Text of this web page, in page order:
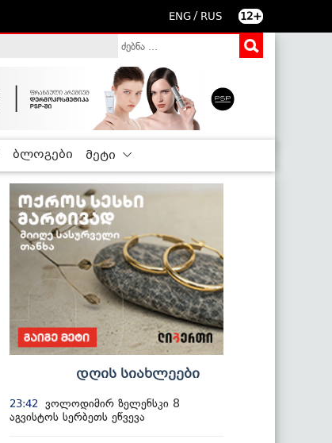
ENG / RUS 12+
ბლოგები მეტი
დღის სიახლეები
23:42
ვოლოდიმირ ზელენსკი 8
აგვისტოს სერბეთს ეწვევა